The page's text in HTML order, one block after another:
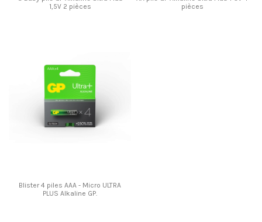
1,5V 2 pièces
pièces
Blister 4 piles AAA - Micro ULTRA
PLUS Alkaline GP.